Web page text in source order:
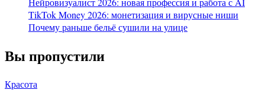
TikTok Money 2026: монетизация и вирусные ниши
Почему раньше бельё сушили на улице
Вы пропустили
Красота